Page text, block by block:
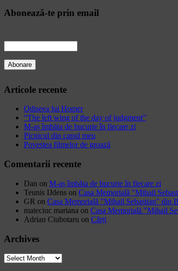
Abonează-te prin email
Articole recente
Odiseea lui Homer
“The left wing of the day of judgment”
M-aș îmbăta de bucurie în fiecare zi
Picnicul din capul meu
Povestea filmelor de groază
Comentarii recente
Dan on M-aș îmbăta de bucurie în fiecare zi
Teunis IJdens on Casa Memorială "Mihail
GR on Casa Memorială "Mihail Sebastian" din
mateciuc mariana on Casa Memorială "Mihail
Adrian Ciubotaru on Cărți
Archives
Archives